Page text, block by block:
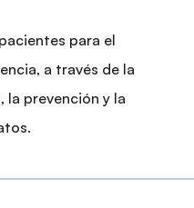
para el
a través de la
la prevención y la